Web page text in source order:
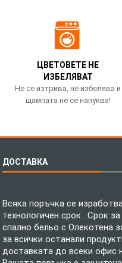
ЦВЕТОВЕТЕ НЕ
ИЗБЕЛЯВАТ
Не се изтрива, не избелява и
щампата не се напуква!
ДОСТАВКА
Всяка поръчка се
технологичен срок . Срок
спално бельо с Олекотена
за всички останали
доставката до всеки офис